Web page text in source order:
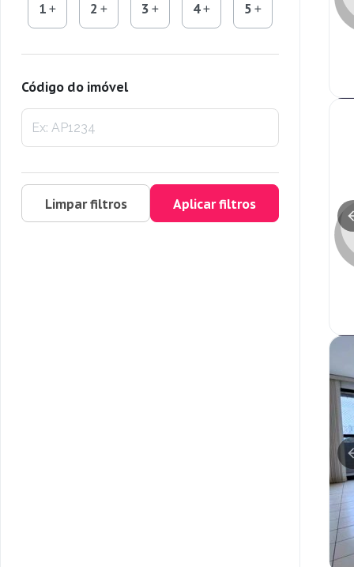
1 2 3 4 5
Código do imóvel
Limpar filtros Aplicar filtros